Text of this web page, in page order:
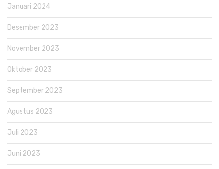
Januari 2024
Desember 2023
November 2023
Oktober 2023
September 2023
Agustus 2023
Juli 2023
Juni 2023